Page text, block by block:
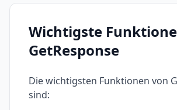
Wichtigste
GetResponse
Die wichtigsten Funktionen von
sind: